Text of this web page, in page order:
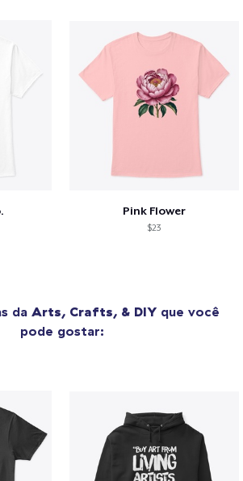
Pink Flower
$23
da Arts, Crafts, & DIY que você
pode gostar: